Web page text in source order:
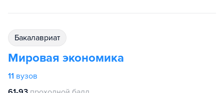
бакалавриат
Мировая экономика
11 вузов